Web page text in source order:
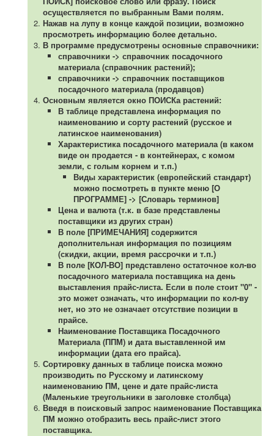
осуществляется по выбранным Вами полям.
Нажав на лупу в конце каждой позиции, возможно
просмотреть информацию более детально.
В программе предусмотрены основные справочники:
справочники -> справочник посадочного
материала (справочник растений);
справочники -> справочник поставщиков
посадочного материала (продавцов)
Основным является окно ПОИСКа растений:
В таблице представлена информация по
наименованию и сорту растений (русское и
латинское наименования)
Характеристика посадочного материала (в каком
виде он продается - в контейнерах, с комом
земли, с голым корнем и т.п.)
Виды характеристик (европейский стандарт)
можно посмотреть в пункте меню [О
ПРОГРАММЕ] -> [Словарь терминов]
Цена и валюта (т.к. в базе представлены
поставщики из других стран)
В поле [ПРИМЕЧАНИЯ] содержится
дополнительная информация по позициям
(скидки, акции, время рассрочки и т.п.)
В поле [КОЛ-ВО] представлено остаточное кол-во
посадочного материала поставщика на день
выставления прайс-листа. Если в поле стоит "0" -
это может означать, что информации по кол-ву
нет, но это не означает отсутствие позиции в
прайсе.
Наименование Поставщика Посадочного
Материала (ППМ) и дата выставленной им
информации (дата его прайса).
Сортировку данных в таблице поиска можно
производить по Русскому и латинскому
наименованию ПМ, цене и дате прайс-листа
(Маленькие треугольники в заголовке столбца)
Введя в поисковый запрос наименование Поставщика
ПМ можно отобразить весь прайс-лист этого
поставщика.